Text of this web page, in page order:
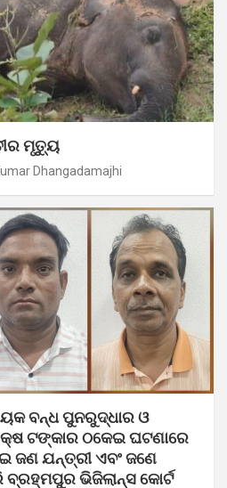
ମୃତ୍ୟୁ
Dhangadamajhi
ବନ୍ଧ ପୁନରୁଦ୍ଧାର ଓ
ଟଙ୍କାର ଠକେଇ ଘଟଣାରେ
ଜଣ ଯନ୍ତ୍ରୀ ଏବଂ ଜଣେ
ଭିଜିଲାନ୍ସ କୋର୍ଟ